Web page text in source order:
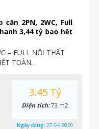
căn 2PN, 2WC, Full
3,44 tỷ bao hết
– FULL NỘI THẤT
TOÀN…
3.45 Tỷ
Diện tích:73 m2
Ngày đăng: 27-04-2020